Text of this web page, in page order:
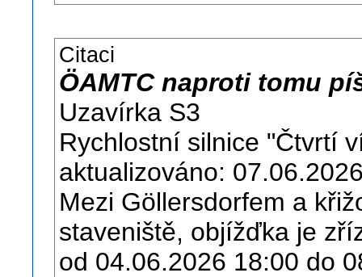
Citaci
ÖAMTC naproti tomu
Uzavírka S3
Rychlostní silnice "Čtvrtí
aktualizováno:
Mezi Göllersdorfem a
staveniště, objížďka je
od 04.06.2026 18:00 do